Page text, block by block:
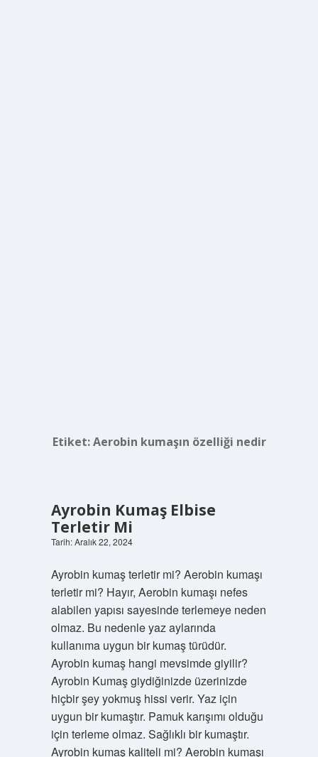
Etiket:Aerobin kumaşın özelliği nedir
Ayrobin Kumaş Elbise
Terletir Mi
Tarih: Aralık 22, 2024
Ayrobin kumaş terletir mi? Aerobin kumaşı
terletir mi? Hayır, Aerobin kumaşı nefes
alabilen yapısı sayesinde terlemeye neden
olmaz. Bu nedenle yaz aylarında
kullanıma uygun bir kumaş türüdür.
Ayrobin kumaş hangi mevsimde giyilir?
Ayrobin Kumaş giydiğinizde üzerinizde
hiçbir şey yokmuş hissi verir. Yaz için
uygun bir kumaştır. Pamuk karışımı olduğu
için terleme olmaz. Sağlıklı bir kumaştır.
Ayrobin kumaş kaliteli mi? Aerobin kumaşı